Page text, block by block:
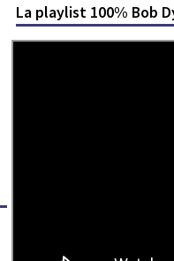
La playlist 100% Bob